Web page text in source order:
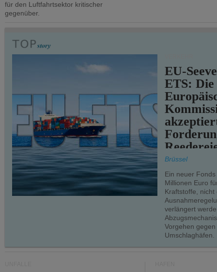
für den Luftfahrtsektor kritischer
gegenüber.
EU-
ETS: Die
teilweise.
Brüssel
Ein neuer
Millionen Euro
Kraftstoffe, nicht
verlängert
Vorgehen
Umschlaghäfen.